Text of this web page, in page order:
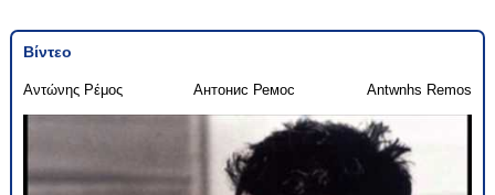
Βίντεο
Αντώνης Ρέμος Антонис Ремос Antwnhs Remos